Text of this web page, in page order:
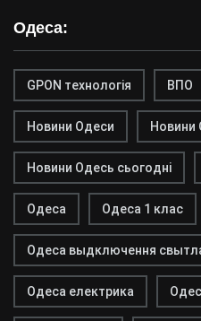
Одеса:
GPON технологія ВПО
Новини Одеси Новини
Новини Одесь сьогодні
Одеса Одеса 1 клас
Одеса выдключення
Одеса електрика